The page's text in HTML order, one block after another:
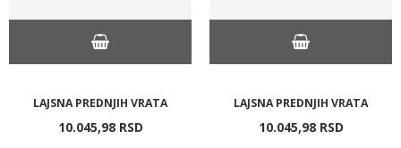
LAJSNA PREDNJIH VRATA
10.045,98 RSD
LAJSNA PREDNJIH VRATA
10.045,98 RSD